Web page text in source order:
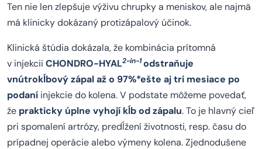
Ten nie len zlepšuje výživu chrupky a meniskov, ale najmä
má klinicky dokázaný protizápalový účinok.
Klinická štúdia dokázala, že kombinácia prítomná
v injekcii CHONDRO-HYAL2-in-1odstraňuje
vnútrokĺbový zápal až o 97%*ešte aj tri mesiace po
podaní injekcie do kolena. V podstate môžeme povedať,
že prakticky úplne vyhojí kĺb od zápalu. To je hlavný cieľ
pri spomalení artrózy, predĺžení životnosti, resp. času do
prípadnej operácie alebo výmeny kolena. Zjednodušene